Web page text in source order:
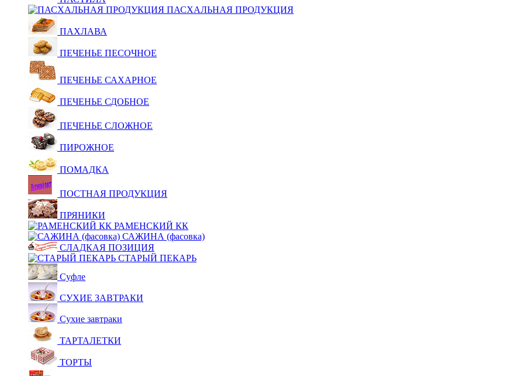
ПАСХАЛЬНАЯ ПРОДУКЦИЯ
ПАХЛАВА
ПЕЧЕНЬЕ ПЕСОЧНОЕ
ПЕЧЕНЬЕ САХАРНОЕ
ПЕЧЕНЬЕ СДОБНОЕ
ПЕЧЕНЬЕ СЛОЖНОЕ
ПИРОЖНОЕ
ПОМАДКА
ПОСТНАЯ ПРОДУКЦИЯ
ПРЯНИКИ
РАМЕНСКИЙ КК
САЖИНА (фасовка)
СЛАДКАЯ ПОЗИЦИЯ
СТАРЫЙ ПЕКАРЬ
Суфле
СУХИЕ ЗАВТРАКИ
Сухие завтраки
ТАРТАЛЕТКИ
ТОРТЫ